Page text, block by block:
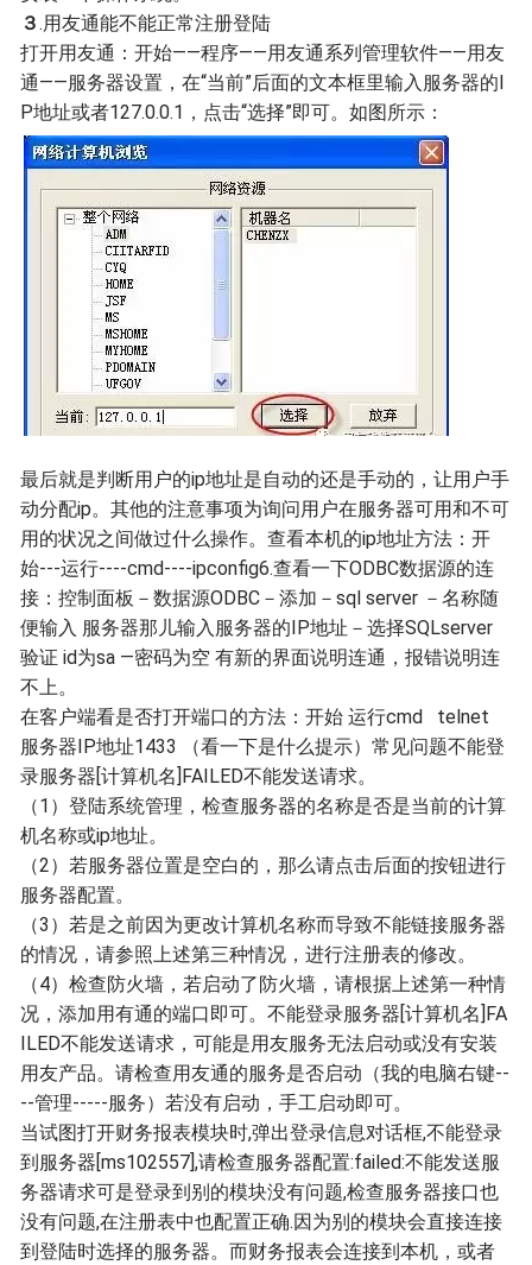
３.用友通能不能正常注册登陆
打开用友通：开始——程序——用友通系列管理软件——用友
通——服务器设置，在“当前”后面的文本框里输入服务器的I
P地址或者127.0.0.1，点击“选择”即可。如图所示：
最后就是判断用户的ip地址是自动的还是手动的，让用户手
动分配ip。其他的注意事项为询问用户在服务器可用和不可
用的状况之间做过什么操作。查看本机的ip地址方法：开
始---运行----cmd----ipconfig6.查看一下ODBC数据源的连
接：控制面板－数据源ODBC－添加－sql server －名称随
便输入 服务器那儿输入服务器的IP地址－选择SQLserver
验证 id为sa —密码为空 有新的界面说明连通，报错说明连
不上。
在客户端看是否打开端口的方法：开始 运行cmd telnet
服务器IP地址1433 （看一下是什么提示）常见问题不能登
录服务器[计算机名]FAILED不能发送请求。
（1）登陆系统管理，检查服务器的名称是否是当前的计算
机名称或ip地址。
（2）若服务器位置是空白的，那么请点击后面的按钮进行
服务器配置。
（3）若是之前因为更改计算机名称而导致不能链接服务器
的情况，请参照上述第三种情况，进行注册表的修改。
（4）检查防火墙，若启动了防火墙，请根据上述第一种情
况，添加用有通的端口即可。不能登录服务器[计算机名]FA
ILED不能发送请求，可能是用友服务无法启动或没有安装
用友产品。请检查用友通的服务是否启动（我的电脑右键--
--管理-----服务）若没有启动，手工启动即可。
当试图打开财务报表模块时,弹出登录信息对话框,不能登录
到服务器[ms102557],请检查服务器配置:failed:不能发送服
务器请求可是登录到别的模块没有问题,检查服务器接口也
没有问题,在注册表中也配置正确.因为别的模块会直接连接
到登陆时选择的服务器。而财务报表会连接到本机，或者